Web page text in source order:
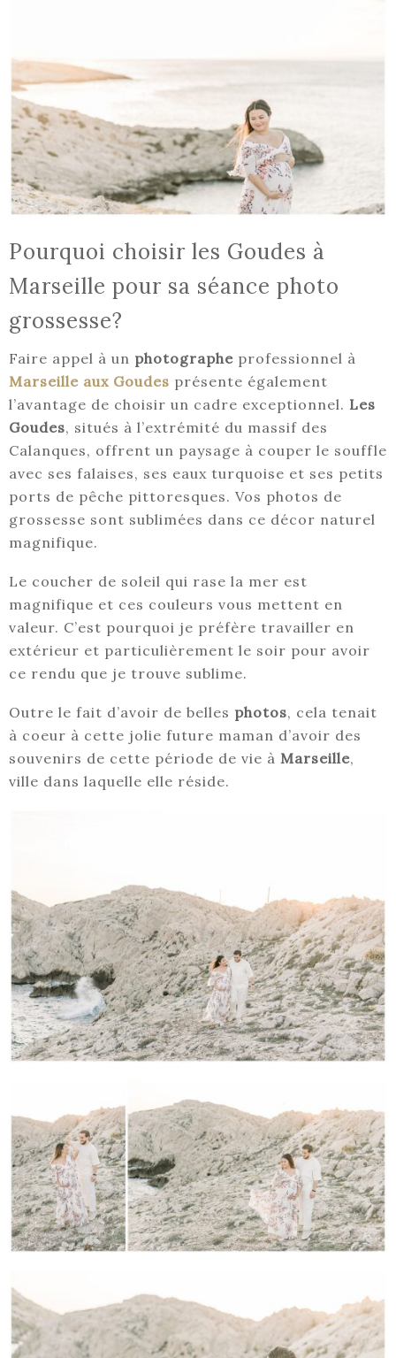
Pourquoi choisir les Goudes à
Marseille pour sa séance photo
grossesse?
Faire appel à un photographe professionnel à
Marseille aux Goudes présente également
l’avantage de choisir un cadre exceptionnel. Les
Goudes, situés à l’extrémité du massif des
Calanques, offrent un paysage à couper le souffle
avec ses falaises, ses eaux turquoise et ses petits
ports de pêche pittoresques. Vos photos de
grossesse sont sublimées dans ce décor naturel
magnifique.
Le coucher de soleil qui rase la mer est
magnifique et ces couleurs vous mettent en
valeur. C’est pourquoi je préfère travailler en
extérieur et particulièrement le soir pour avoir
ce rendu que je trouve sublime.
Outre le fait d’avoir de belles photos, cela tenait
à coeur à cette jolie future maman d’avoir des
souvenirs de cette période de vie à Marseille,
ville dans laquelle elle réside.